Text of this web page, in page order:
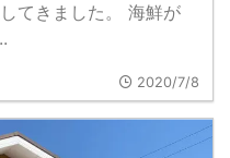
てきました。 海鮮が
2020/7/8